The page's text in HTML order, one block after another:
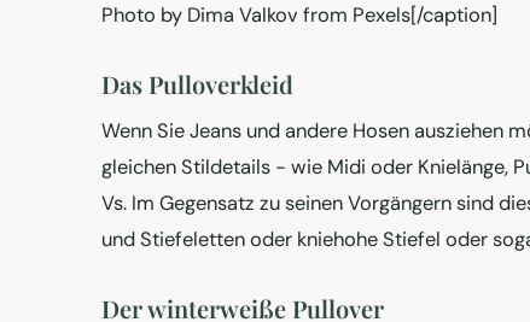
Photo by Dima Valkov from Pexels[/caption]
Das Pulloverkleid
Wenn Sie Jeans und andere Hosen ausziehen
gleichen Stildetails - wie Midi oder Knielänge,
Vs. Im Gegensatz zu seinen Vorgängern sind
und Stiefeletten oder kniehohe Stiefel oder
Der winterweiße Pullover